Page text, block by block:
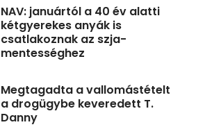
NAV: januártól a 40 év alatti
kétgyerekes anyák is
csatlakoznak az szja-
mentességhez
Megtagadta a vallomástételt
a drogügybe keveredett T.
Danny